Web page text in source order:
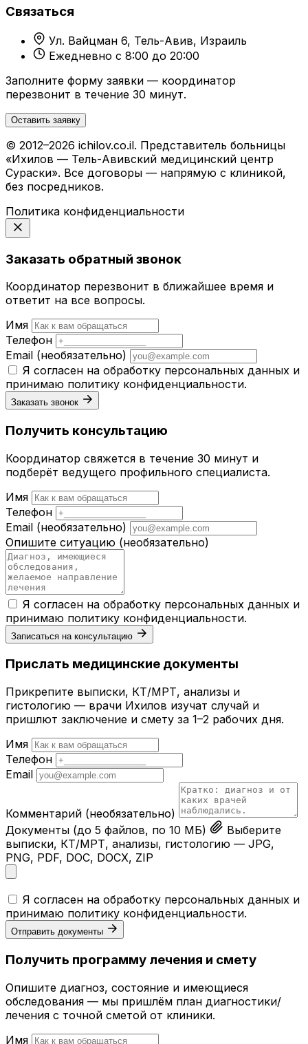
Связаться
Ул. Вайцман 6, Тель-Авив, Израиль
Ежедневно с 8:00 до 20:00
Заполните форму заявки — координатор
перезвонит в течение 30 минут.
Оставить заявку
© 2012–2026 ichilov.co.il. Представитель больницы
«Ихилов — Тель-Авивский медицинский центр
Сураски». Все договоры — напрямую с клиникой,
без посредников.
Политика конфиденциальности
Заказать обратный звонок
Координатор перезвонит в ближайшее время и
ответит на все вопросы.
Имя
Телефон
Email (необязательно)
Я согласен на обработку персональных данных и
принимаю политику конфиденциальности.
Заказать звонок
Получить консультацию
Координатор свяжется в течение 30 минут и
подберёт ведущего профильного специалиста.
Имя
Телефон
Email (необязательно)
Опишите ситуацию (необязательно)
Я согласен на обработку персональных данных и
принимаю политику конфиденциальности.
Записаться на консультацию
Прислать медицинские документы
Прикрепите выписки, КТ/МРТ, анализы и
гистологию — врачи Ихилов изучат случай и
пришлют заключение и смету за 1–2 рабочих дня.
Имя
Телефон
Email
Комментарий (необязательно)
Документы (до 5 файлов, по 10 МБ)
Выберите
выписки, КТ/МРТ, анализы, гистологию — JPG,
PNG, PDF, DOC, DOCX, ZIP
Я согласен на обработку персональных данных и
принимаю политику конфиденциальности.
Отправить документы
Получить программу лечения и смету
Опишите диагноз, состояние и имеющиеся
обследования — мы пришлём план диагностики/
лечения с точной сметой от клиники.
Имя